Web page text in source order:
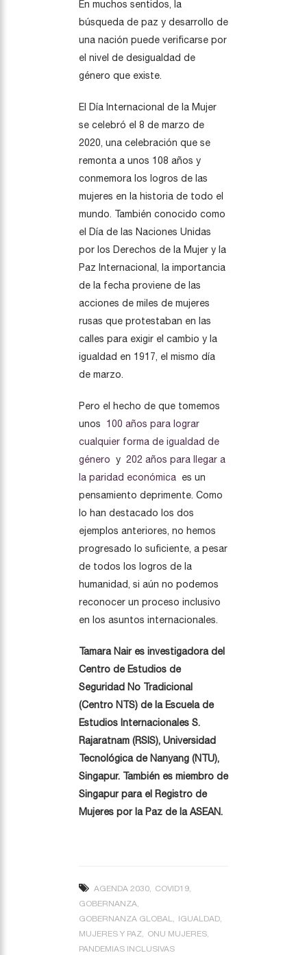
En muchos sentidos, la
búsqueda de paz y desarrollo de
una nación puede verificarse por
el nivel de desigualdad de
género que existe.
El Día Internacional de la Mujer
se celebró el 8 de marzo de
2020, una celebración que se
remonta a unos 108 años y
conmemora los logros de las
mujeres en la historia de todo el
mundo. También conocido como
el Día de las Naciones Unidas
por los Derechos de la Mujer y la
Paz Internacional, la importancia
de la fecha proviene de las
acciones de miles de mujeres
rusas que protestaban en las
calles para exigir el cambio y la
igualdad en 1917, el mismo día
de marzo.
Pero el hecho de que tomemos
unos 100 años para lograr
cualquier forma de igualdad de
género y 202 años para llegar a
la paridad económica es un
pensamiento deprimente. Como
lo han destacado los dos
ejemplos anteriores, no hemos
progresado lo suficiente, a pesar
de todos los logros de la
humanidad, si aún no podemos
reconocer un proceso inclusivo
en los asuntos internacionales.
Tamara Nair es investigadora del
Centro de Estudios de
Seguridad No Tradicional
(Centro NTS) de la Escuela de
Estudios Internacionales S.
Rajaratnam (RSIS), Universidad
Tecnológica de Nanyang (NTU),
Singapur. También es miembro de
Singapur para el Registro de
Mujeres por la Paz de la ASEAN.
AGENDA 2030
COVID19
GOBERNANZA
GOBERNANZA GLOBAL
IGUALDAD
MUJERES Y PAZ
ONU MUJERES
PANDEMIAS INCLUSIVAS